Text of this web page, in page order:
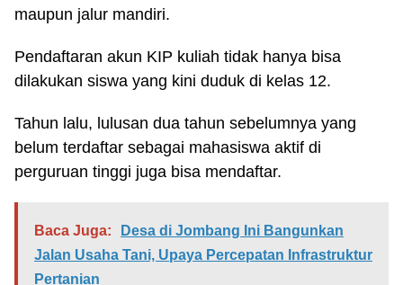
maupun jalur mandiri.
Pendaftaran akun KIP kuliah tidak hanya bisa
dilakukan siswa yang kini duduk di kelas 12.
Tahun lalu, lulusan dua tahun sebelumnya yang
belum terdaftar sebagai mahasiswa aktif di
perguruan tinggi juga bisa mendaftar.
Baca Juga:
Desa di Jombang Ini Bangunkan
Jalan Usaha Tani, Upaya Percepatan Infrastruktur
Pertanian